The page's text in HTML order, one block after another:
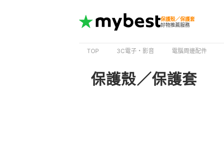
保護殼／保護套
好物推薦服務
TOP 3C電子・影音 電腦周邊配件
保護殼／保護套